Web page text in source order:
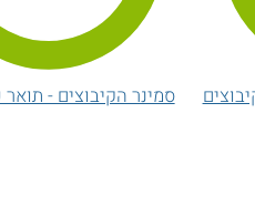
סמינר הקיבוצים - תואר